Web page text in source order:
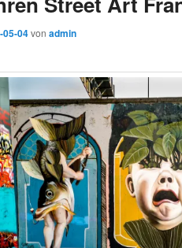
05-04von admin